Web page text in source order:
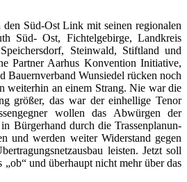
Süd-Ost Link mit sei­nen regio­na­len
Süd- Ost, Fich­tel­ge­bir­ge, Land­kreis
Stein­wald, Stift­land und
Part­ner Aar­hus Kon­ven­ti­on Initia­ti­ve,
Bau­ern­ver­band Wun­sie­del rücken noch
wei­ter­hin an einem Strang. Nie war die
grö­ßer, das war der ein­hel­li­ge Tenor
wol­len das Abwür­gen der
Bür­ger­hand durch die Tras­sen­pla­nun­
und wer­den wei­ter Wider­stand gegen
leis­ten. Jetzt soll
„ob“ und über­haupt nicht mehr über das